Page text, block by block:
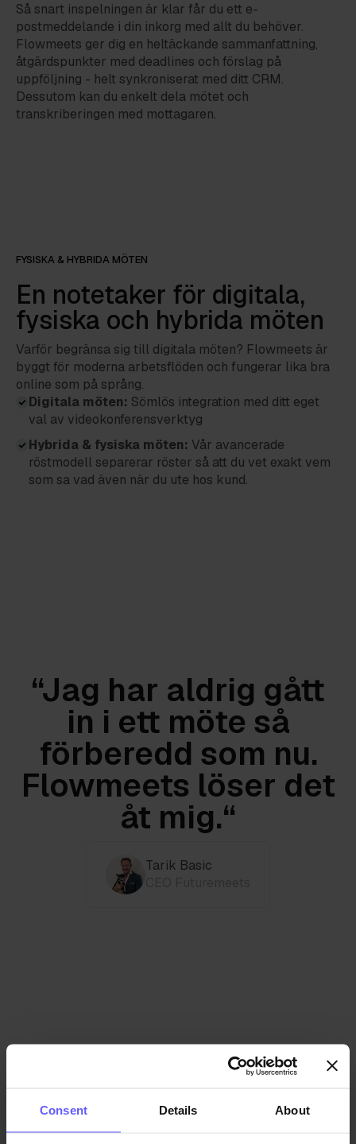
Consent Details About
Så snart inspelningen är klar får du ett e-
postmeddelande i din inkorg med allt du behöver.
Flowmeets ger dig en heltäckande sammanfattning,
åtgärdspunkter med deadlines och förslag på
uppföljning - helt synkroniserat med ditt CRM.
Dessutom kan du enkelt dela mötet och
transkriberingen med mottagaren.
FYSISKA & HYBRIDA MÖTEN
En notetaker för digitala,
fysiska och hybrida möten
Varför begränsa sig till digitala möten? Flowmeets är
byggt för moderna arbetsflöden och fungerar lika bra
online som på språng.
Digitala möten: Sömlös integration med ditt eget
val av videokonferensverktyg
Hybrida & fysiska möten: Vår avancerade
röstmodell separerar röster så att du vet exakt vem
som sa vad även när du ute hos kund.
“Jag har aldrig gått
in i ett möte så
förberedd som nu.
Flowmeets löser det
åt mig.“
Tarik Basic